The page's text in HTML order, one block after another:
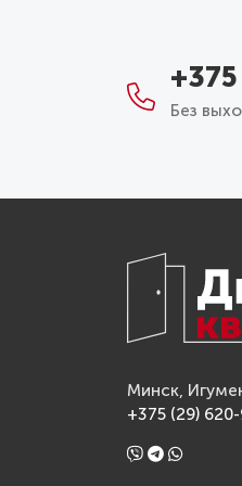
Без
Минск,
+375 (29)